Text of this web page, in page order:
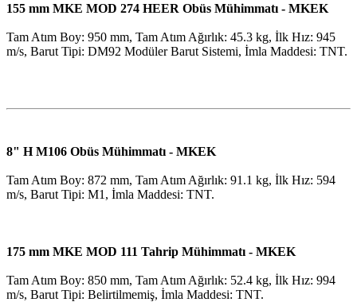
155 mm MKE MOD 274 HEER Obüs Mühimmatı - MKEK
Tam Atım Boy: 950 mm, Tam Atım Ağırlık: 45.3 kg, İlk Hız: 945
m/s, Barut Tipi: DM92 Modüler Barut Sistemi, İmla Maddesi: TNT.
8" H M106 Obüs Mühimmatı - MKEK
Tam Atım Boy: 872 mm, Tam Atım Ağırlık: 91.1 kg, İlk Hız: 594
m/s, Barut Tipi: M1, İmla Maddesi: TNT.
175 mm MKE MOD 111 Tahrip Mühimmatı - MKEK
Tam Atım Boy: 850 mm, Tam Atım Ağırlık: 52.4 kg, İlk Hız: 994
m/s, Barut Tipi: Belirtilmemiş, İmla Maddesi: TNT.